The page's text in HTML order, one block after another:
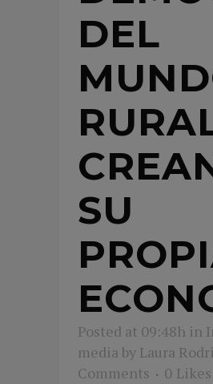
DEL
SU
Posted at 09:48h in
media by Laura
Comments
0 Likes